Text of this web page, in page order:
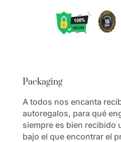
Packaging
A todos nos encanta
autoregalos, para qué
siempre es bien recibido
bajo el que encontrar el